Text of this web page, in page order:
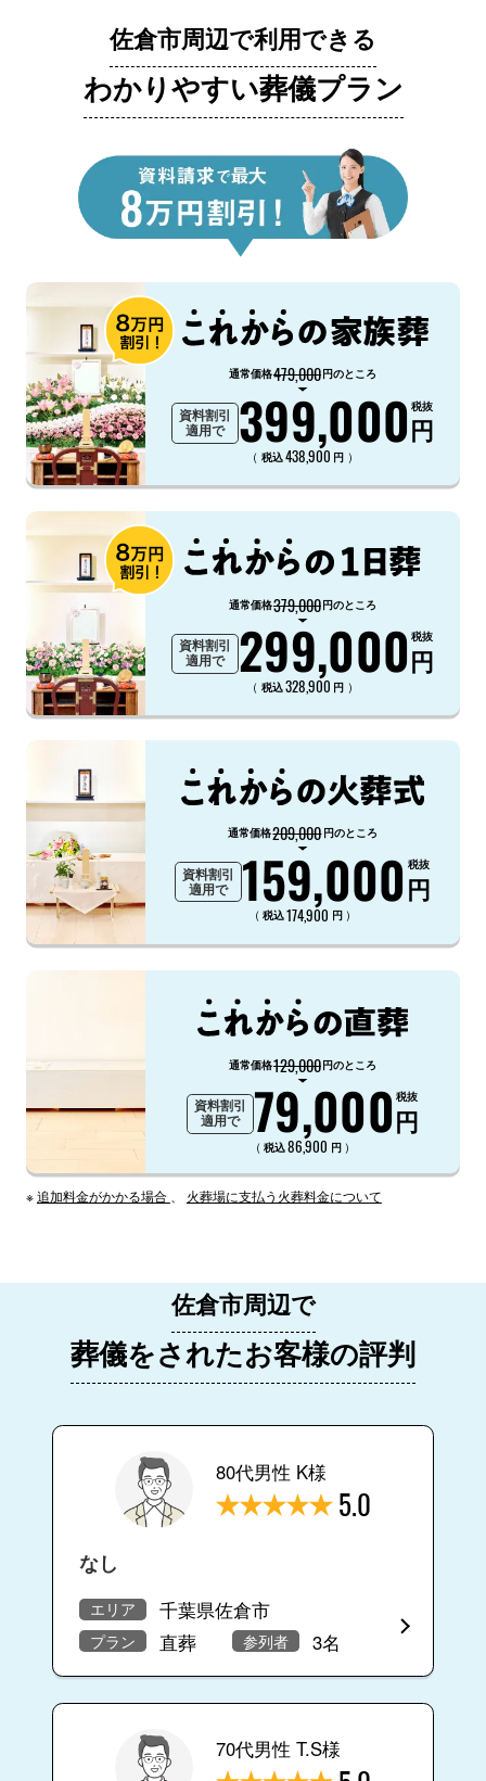
佐倉市周辺で利用できる
わかりやすい葬儀プラン
通常価格479,000円のところ
資料割引
適用で
399,000円
税抜
（ 税込438,900 円 ）
通常価格379,000円のところ
資料割引
適用で
299,000円
税抜
（ 税込328,900 円 ）
通常価格209,000円のところ
資料割引
適用で
159,000円
税抜
（ 税込174,900 円 ）
通常価格129,000円のところ
資料割引
適用で
79,000円
税抜
（ 税込86,900 円 ）
※追加料金がかかる場合 、 火葬場に支払う火葬料金について
佐倉市周辺で
葬儀をされたお客様の評判
80代男性 K様
5.0
なし
エリア 千葉県佐倉市
プラン 直葬 参列者 3名
70代男性 T.S様